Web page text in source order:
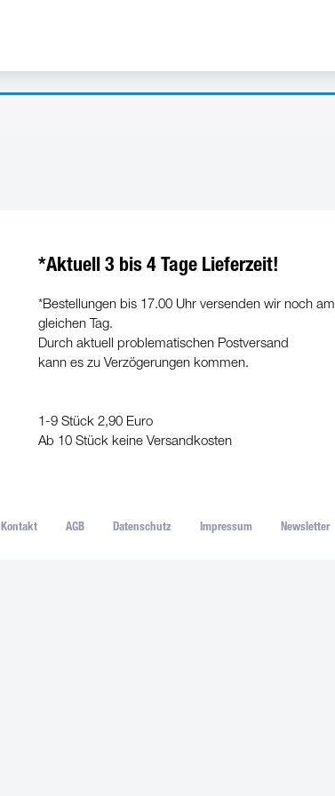
*Aktuell 3 bis 4 Tage Lieferzeit!
*Bestellungen bis 17.00 Uhr versenden wir noch am
gleichen Tag.
Durch aktuell problematischen Postversand
kann es zu Verzögerungen kommen.
1-9 Stück 2,90 Euro
Ab 10 Stück keine Versandkosten
Kontakt AGB Datenschutz Impressum Newsletter